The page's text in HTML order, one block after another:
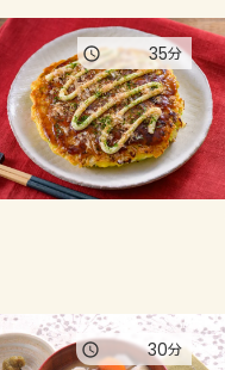
35分
30分